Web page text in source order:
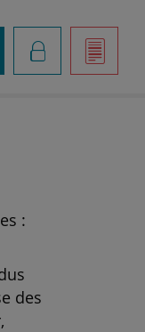
]
K
:
des